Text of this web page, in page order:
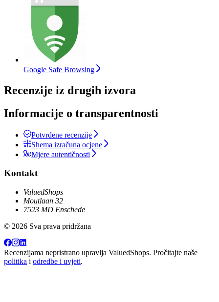
Google Safe Browsing
Recenzije iz drugih izvora
Informacije o transparentnosti
Potvrđene recenzije
Shema izračuna ocjene
Mjere autentičnosti
Kontakt
ValuedShops
Moutlaan 32
7523 MD Enschede
© 2026 Sva prava pridržana
Recenzijama nepristrano upravlja ValuedShops. Pročitajte naše
politika i odredbe i uvjeti.